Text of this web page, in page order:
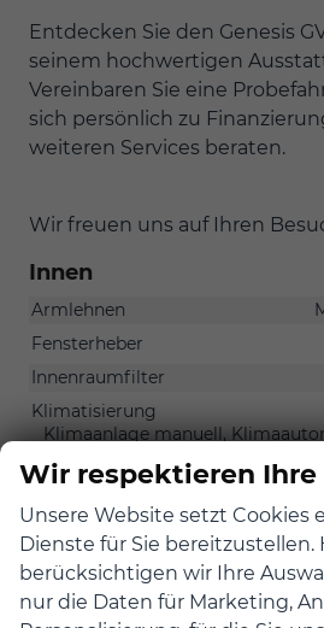
Entdecken Sie den Genesis
seinem hochwertigen
Vereinbaren Sie eine
sich persönlich zu
weiteren Services beraten.
Wir freuen uns auf Ihren
Innen
Armlehnen
Fensterheber
Innenraumfilter
Klimatisierung
Klimaanlage manuell,
Lenkrad
in Leder, mit Multifunktionen,
Schaltwippen
Sitze
Isofix (Kindersitzbefestigung),
Sitze vorne
Wir respektieren
Unsere Website setzt Cookies
Dienste für Sie bereitzustellen.
berücksichtigen wir Ihre
nur die Daten für Marketing,